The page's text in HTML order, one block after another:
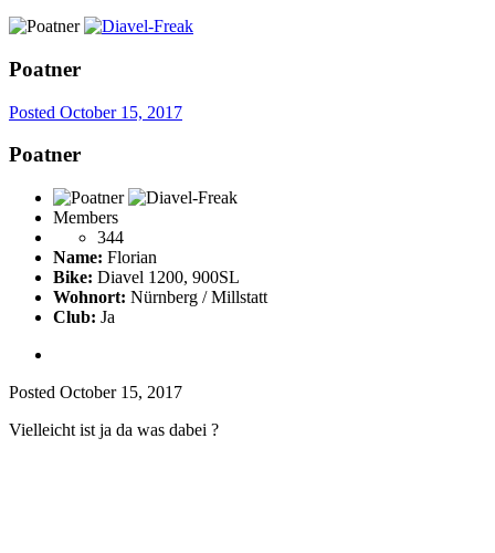
Poatner
Posted October 15, 2017
Poatner
Members
344
Name: Florian
Bike: Diavel 1200, 900SL
Wohnort: Nürnberg / Millstatt
Club: Ja
Posted October 15, 2017
Vielleicht ist ja da was dabei ?